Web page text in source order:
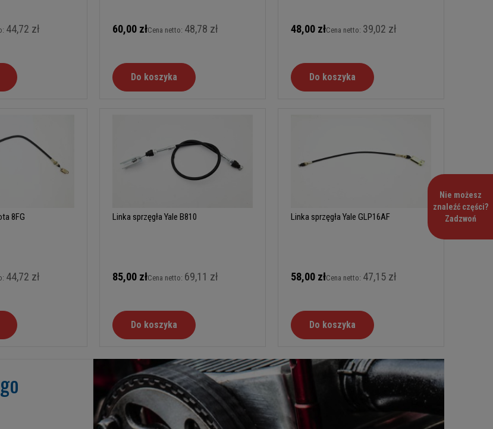
44,72 zł 60,00 złCena netto: 48,78 zł
Do koszyka
48,00 złCena netto: 39,02 zł
Do koszyka
8FG
44,72 zł
Linka sprzęgła Yale B810
85,00 złCena netto: 69,11 zł
Do koszyka
Linka sprzęgła Yale GLP16AF
58,00 złCena netto: 47,15 zł
Do koszyka
Nie możesz
znaleźć części?
Zadzwoń